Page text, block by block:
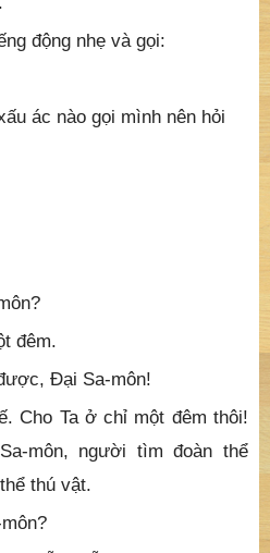
động nhẹ và gọi:
ác nào gọi mình nên hỏi
đêm.
Ðại Sa-môn!
Cho Ta ở chỉ một đêm thôi!
môn, người tìm đoàn thể
thú vật.